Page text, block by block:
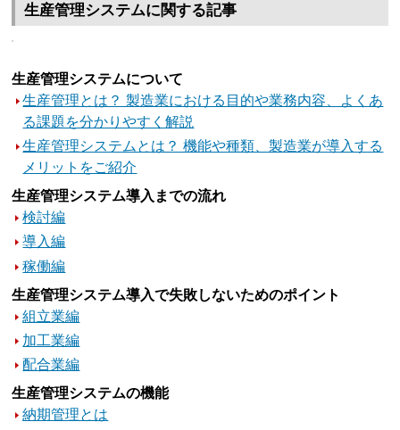
生産管理システムに関する記事
生産管理システムについて
生産管理とは？ 製造業における目的や業務内容、よくあ
る課題を分かりやすく解説
生産管理システムとは？ 機能や種類、製造業が導入する
メリットをご紹介
生産管理システム導入までの流れ
検討編
導入編
稼働編
生産管理システム導入で失敗しないためのポイント
組立業編
加工業編
配合業編
生産管理システムの機能
納期管理とは